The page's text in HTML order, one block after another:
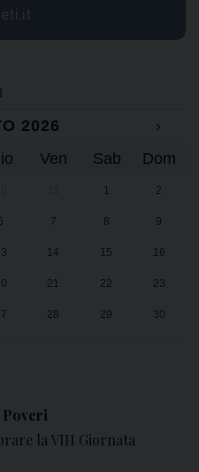
2026
›
Ven Sab Dom
1 2
7 8 9
14 15 16
21 22 23
28 29 30
la VIII Giornata